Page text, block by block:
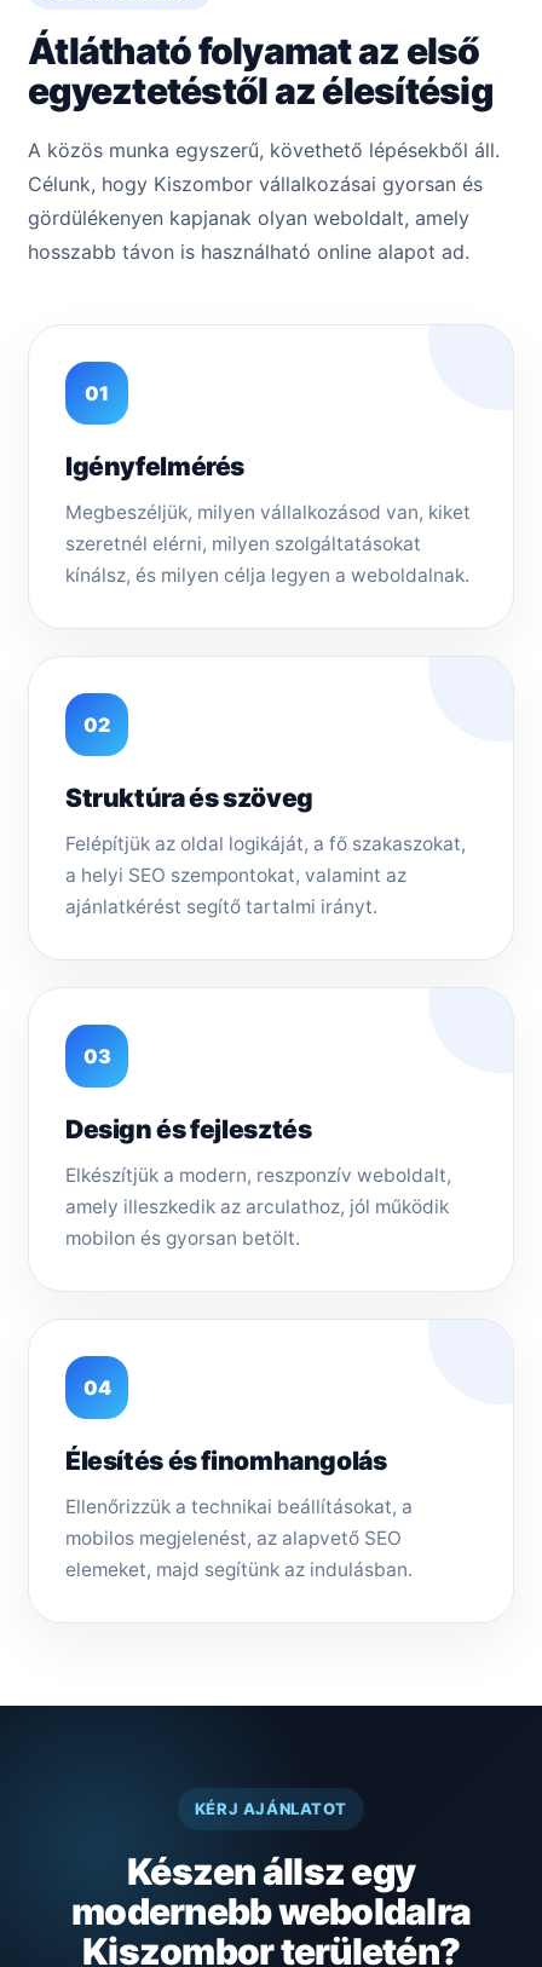
Átlátható folyamat az első
egyeztetéstől az élesítésig
A közös munka egyszerű, követhető lépésekből áll.
Célunk, hogy Kiszombor vállalkozásai gyorsan és
gördülékenyen kapjanak olyan weboldalt, amely
hosszabb távon is használható online alapot ad.
01
Igényfelmérés
Megbeszéljük, milyen vállalkozásod van, kiket
szeretnél elérni, milyen szolgáltatásokat
kínálsz, és milyen célja legyen a weboldalnak.
02
Struktúra és szöveg
Felépítjük az oldal logikáját, a fő szakaszokat,
a helyi SEO szempontokat, valamint az
ajánlatkérést segítő tartalmi irányt.
03
Design és fejlesztés
Elkészítjük a modern, reszponzív weboldalt,
amely illeszkedik az arculathoz, jól működik
mobilon és gyorsan betölt.
04
Élesítés és finomhangolás
Ellenőrizzük a technikai beállításokat, a
mobilos megjelenést, az alapvető SEO
elemeket, majd segítünk az indulásban.
KÉRJ AJÁNLATOT
Készen állsz egy
modernebb weboldalra
Kiszombor területén?